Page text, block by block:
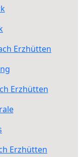
Erzhütten
Erzhütten
Erzhütten